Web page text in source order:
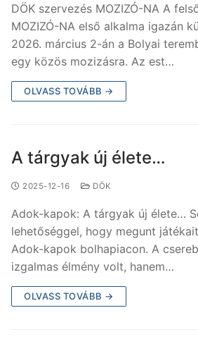
DÖK szervezés MOZIZÓ-NA A
MOZIZÓ-NA első alkalma igazán
2026. március 2-án a Bolyai
egy közös mozizásra. Az est…
OLVASS TOVÁBB →
A tárgyak új élete…
2025-12-16 DÖK
Adok-kapok: A tárgyak új élete…
lehetőséggel, hogy megunt
Adok-kapok bolhapiacon. A
izgalmas élmény volt, hanem…
OLVASS TOVÁBB →